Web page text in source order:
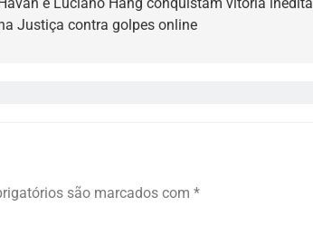
Justiça contra golpes online
são marcados com *